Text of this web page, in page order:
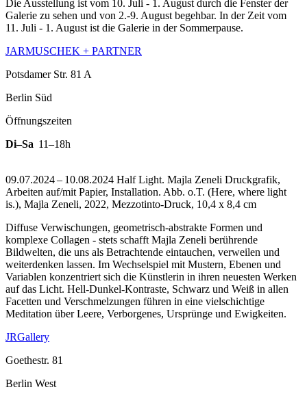
Die Ausstellung ist vom 10. Juli - 1. August durch die Fenster der
Galerie zu sehen und von 2.-9. August begehbar. In der Zeit vom
11. Juli - 1. August ist die Galerie in der Sommerpause.
JARMUSCHEK + PARTNER
Potsdamer Str. 81 A
Berlin Süd
Öffnungszeiten
Di–Sa 11–18h
09.07.2024 – 10.08.2024 Half Light. Majla Zeneli Druckgrafik,
Arbeiten auf/mit Papier, Installation. Abb. o.T. (Here, where light
is.), Majla Zeneli, 2022, Mezzotinto-Druck, 10,4 x 8,4 cm
Diffuse Verwischungen, geometrisch-abstrakte Formen und
komplexe Collagen - stets schafft Majla Zeneli berührende
Bildwelten, die uns als Betrachtende eintauchen, verweilen und
weiterdenken lassen. Im Wechselspiel mit Mustern, Ebenen und
Variablen konzentriert sich die Künstlerin in ihren neuesten Werken
auf das Licht. Hell-Dunkel-Kontraste, Schwarz und Weiß in allen
Facetten und Verschmelzungen führen in eine vielschichtige
Meditation über Leere, Verborgenes, Ursprünge und Ewigkeiten.
JRGallery
Goethestr. 81
Berlin West